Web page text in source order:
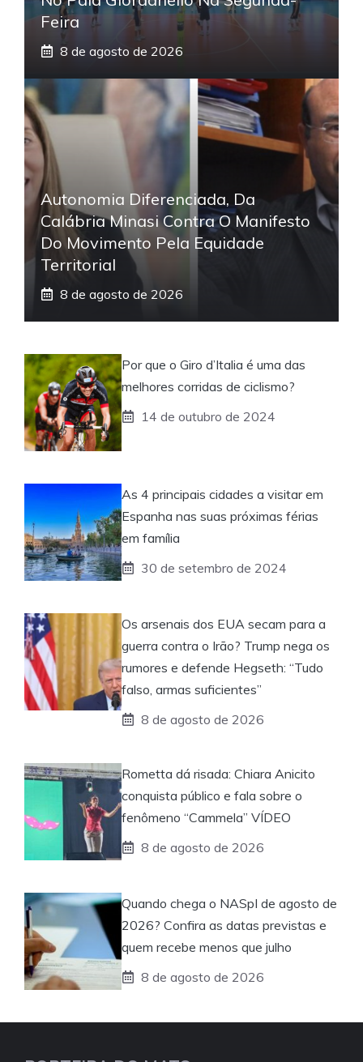
Feira
8 de agosto de 2026
Autonomia Diferenciada, Da
Calábria Minasi Contra O Manifesto
Do Movimento Pela Equidade
Territorial
8 de agosto de 2026
Por que o Giro d’Italia é uma das
melhores corridas de ciclismo?
14 de outubro de 2024
As 4 principais cidades a visitar em
Espanha nas suas próximas férias
em família
30 de setembro de 2024
Os arsenais dos EUA secam para a
guerra contra o Irão? Trump nega os
rumores e defende Hegseth: “Tudo
falso, armas suficientes”
8 de agosto de 2026
Rometta dá risada: Chiara Anicito
conquista público e fala sobre o
fenômeno “Cammela” VÍDEO
8 de agosto de 2026
Quando chega o NASpI de agosto de
2026? Confira as datas previstas e
quem recebe menos que julho
8 de agosto de 2026